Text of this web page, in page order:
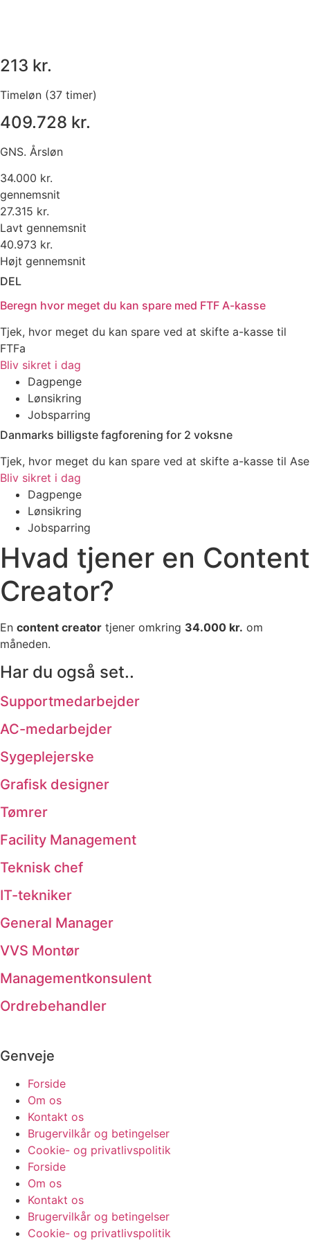
213 kr.
Timeløn (37 timer)
409.728 kr.
GNS. Årsløn
34.000 kr.
gennemsnit
27.315 kr.
Lavt gennemsnit
40.973 kr.
Højt gennemsnit
DEL
Beregn hvor meget du kan spare med FTF A-kasse
Tjek, hvor meget du kan spare ved at skifte a-kasse til
FTFa
Bliv sikret i dag
Dagpenge
Lønsikring
Jobsparring
Danmarks billigste fagforening for 2 voksne
Tjek, hvor meget du kan spare ved at skifte a-kasse til Ase
Bliv sikret i dag
Dagpenge
Lønsikring
Jobsparring
Hvad tjener en Content
Creator?
En content creator tjener omkring 34.000 kr. om
måneden.
Har du også set..
Supportmedarbejder
AC-medarbejder
Sygeplejerske
Grafisk designer
Tømrer
Facility Management
Teknisk chef
IT-tekniker
General Manager
VVS Montør
Managementkonsulent
Ordrebehandler
Genveje
Forside
Om os
Kontakt os
Brugervilkår og betingelser
Cookie- og privatlivspolitik
Forside
Om os
Kontakt os
Brugervilkår og betingelser
Cookie- og privatlivspolitik